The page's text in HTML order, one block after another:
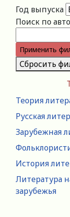
Теория
Русская
Зарубежная
История
Литература
зарубежья
Год выпуска
Поиск по
Применить